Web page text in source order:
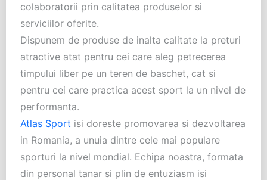
colaboratorii prin calitatea produselor si
serviciilor oferite.
Dispunem de produse de inalta calitate la preturi
atractive atat pentru cei care aleg petrecerea
timpului liber pe un teren de baschet, cat si
pentru cei care practica acest sport la un nivel de
performanta.
Atlas Sport isi doreste promovarea si dezvoltarea
in Romania, a unuia dintre cele mai populare
sporturi la nivel mondial. Echipa noastra, formata
din personal tanar si plin de entuziasm isi